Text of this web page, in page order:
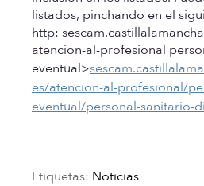
listados, pinchando en el
http:
atencion-al-profesional
eventual>
es/atencion-al-profesional/
eventual/personal-sanitario-
Etiquetas: Noticias